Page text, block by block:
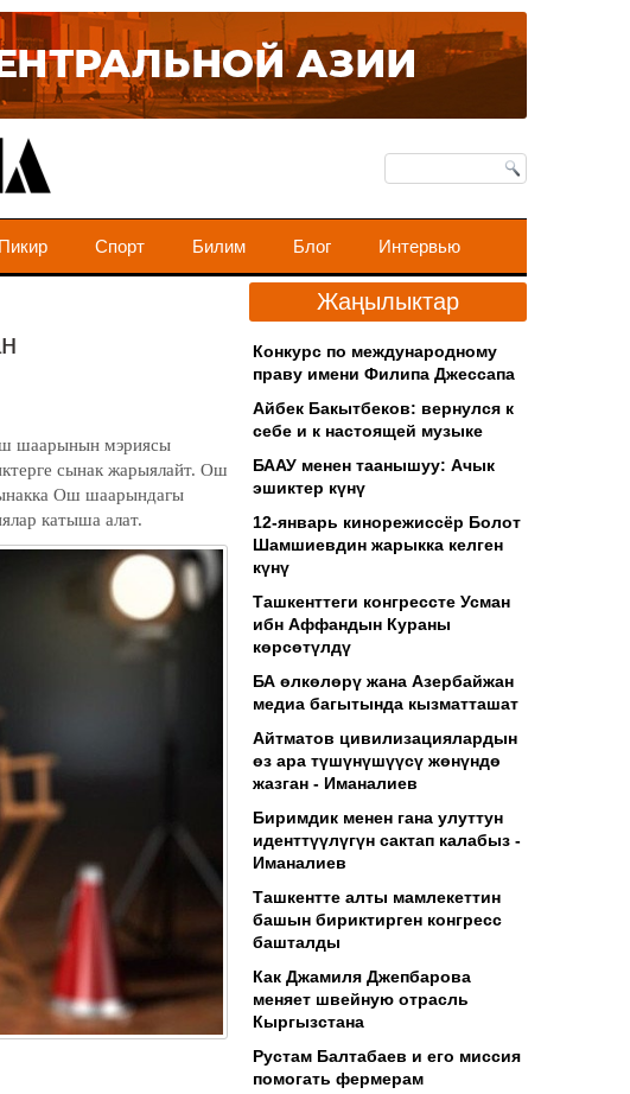
Пикир Спорт Билим Блог Интервью
шаарынын мэриясы
сынак жарыялайт. Ош
Ош шаарындагы
катыша алат.
Жаңылыктар
Конкурс по международному
праву имени Филипа Джессапа
Айбек Бакытбеков: вернулся к
себе и к настоящей музыке
БААУ менен таанышуу: Ачык
эшиктер күнү
12-январь кинорежиссёр Болот
Шамшиевдин жарыкка келген
күнү
Ташкенттеги конгрессте Усман
ибн Аффандын Кураны
көрсөтүлдү
БА өлкөлөрү жана Азербайжан
медиа багытында кызматташат
Айтматов цивилизациялардын
өз ара түшүнүшүүсү жөнүндө
жазган - Иманалиев
Биримдик менен гана улуттун
иденттүүлүгүн сактап калабыз -
Иманалиев
Ташкентте алты мамлекеттин
башын бириктирген конгресс
башталды
Как Джамиля Джепбарова
меняет швейную отрасль
Кыргызстана
Рустам Балтабаев и его миссия
помогать фермерам